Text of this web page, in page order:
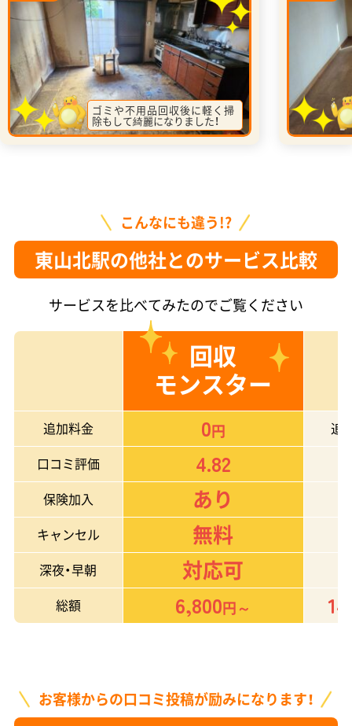
ゴミや不用品回収後に軽く掃
除もして綺麗になりました！
こんなにも違う!?
東山北駅の他社とのサービス比較
サービスを比べてみたのでご覧ください
回収
モンスター
追加料金 0円
追
口コミ評価
4.82
保険加入 あり
キャンセル 無料
深夜・早朝 対応可
総額
6,800円～
お客様からの口コミ投稿が励みになります！